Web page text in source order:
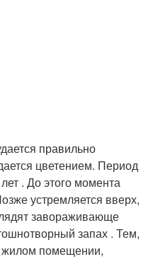
правильно
цветением. Период
. До этого момента
устремляется вверх,
завораживающе
запах . Тем,
жилом помещении,